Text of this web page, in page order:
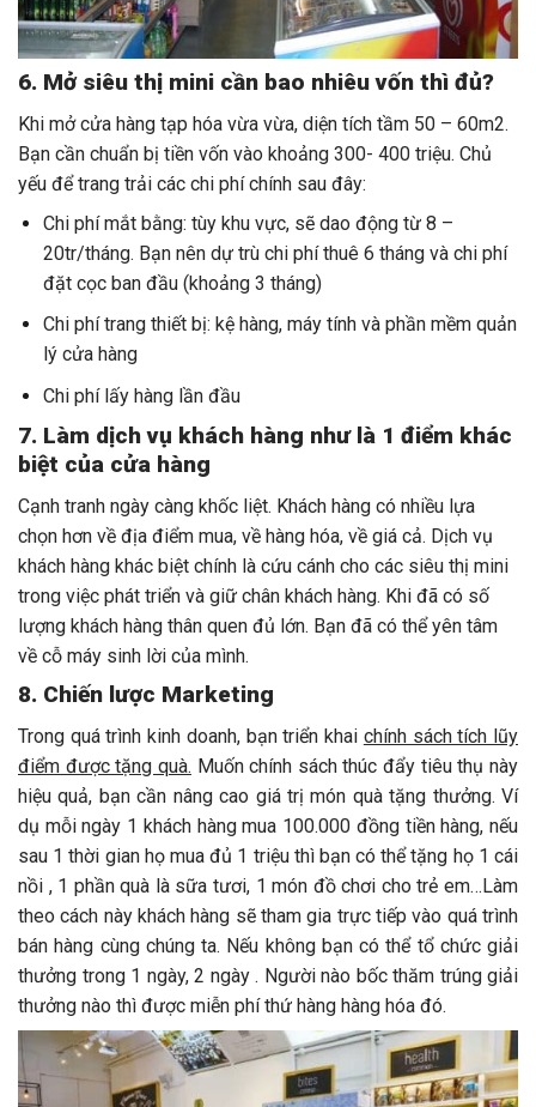
6. Mở siêu thị mini cần bao nhiêu vốn thì đủ?
Khi mở cửa hàng tạp hóa vừa vừa, diện tích tầm 50 – 60m2.
Bạn cần chuẩn bị tiền vốn vào khoảng 300- 400 triệu. Chủ
yếu để trang trải các chi phí chính sau đây:
Chi phí mắt bằng: tùy khu vực, sẽ dao động từ 8 –
20tr/tháng. Bạn nên dự trù chi phí thuê 6 tháng và chi phí
đặt cọc ban đầu (khoảng 3 tháng)
Chi phí trang thiết bị: kệ hàng, máy tính và phần mềm quản
lý cửa hàng
Chi phí lấy hàng lần đầu
7. Làm dịch vụ khách hàng như là 1 điểm khác
biệt của cửa hàng
Cạnh tranh ngày càng khốc liệt. Khách hàng có nhiều lựa
chọn hơn về địa điểm mua, về hàng hóa, về giá cả. Dịch vụ
khách hàng khác biệt chính là cứu cánh cho các siêu thị mini
trong việc phát triển và giữ chân khách hàng. Khi đã có số
lượng khách hàng thân quen đủ lớn. Bạn đã có thể yên tâm
về cỗ máy sinh lời của mình.
8. Chiến lược Marketing
Trong quá trình kinh doanh, bạn triển khai chính sách tích lũy
điểm được tặng quà. Muốn chính sách thúc đẩy tiêu thụ này
hiệu quả, bạn cần nâng cao giá trị món quà tặng thưởng. Ví
dụ mỗi ngày 1 khách hàng mua 100.000 đồng tiền hàng, nếu
sau 1 thời gian họ mua đủ 1 triệu thì bạn có thể tặng họ 1 cái
nồi , 1 phần quà là sữa tươi, 1 món đồ chơi cho trẻ em…Làm
theo cách này khách hàng sẽ tham gia trực tiếp vào quá trình
bán hàng cùng chúng ta. Nếu không bạn có thể tổ chức giải
thưởng trong 1 ngày, 2 ngày . Người nào bốc thăm trúng giải
thưởng nào thì được miễn phí thứ hàng hàng hóa đó.